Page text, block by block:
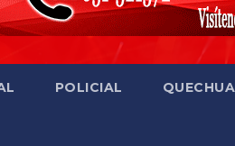
POLICIAL QUECHUA